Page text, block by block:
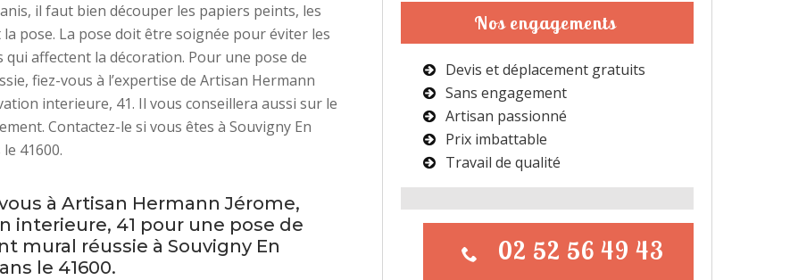
il faut bien découper les papiers peints, les
pose. La pose doit être soignée pour éviter les
qui affectent la décoration. Pour une pose de
fiez-vous à l’expertise de Artisan Hermann
interieure, 41. Il vous conseillera aussi sur le
Contactez-le si vous êtes à Souvigny En
41600.
à Artisan Hermann Jérome,
interieure, 41 pour une pose de
mural réussie à Souvigny En
le 41600.
Nos engagements
Devis et déplacement gratuits
Sans engagement
Artisan passionné
Prix imbattable
Travail de qualité
02 52 56 49 43